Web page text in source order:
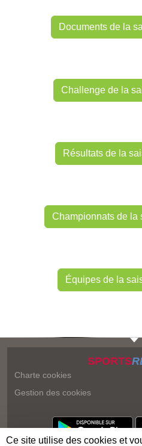
Documents de la
Challenge de la
Résultats de la
Championnats de la
Équipes de la
SPORTS
Charte cookies
Gestion des cookies
Ce site utilise des cookies et